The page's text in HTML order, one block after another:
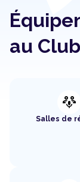
au
adaptive_audio_mic
Salles de